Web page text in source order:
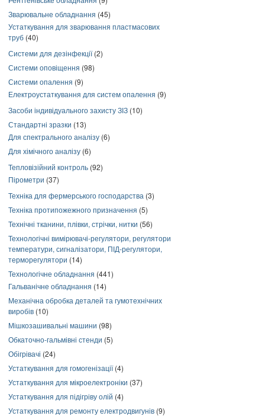
Зварювальне обладнання (45)
Устаткування для зварювання пластмасових
труб (40)
Системи для дезінфекції(2)
Системи оповіщення (98)
Системи опалення (9)
Електроустаткування для систем опалення (9)
Засоби індивідуального захисту ЗІЗ (10)
Стандартні зразки (13)
Для спектрального аналізу (6)
Для хімічного аналізу (6)
Тепловізійний контроль (92)
Пірометри (37)
Техніка для фермерського господарства (3)
Техніка протипожежного призначення (5)
Технічні тканини, плівки, стрічки, нитки (56)
Технологічні вимірювачі-регулятори, регулятори
температури, сигналізатори, ПІД-регулятори,
терморегулятори (14)
Технологічне обладнання (441)
Гальванічне обладнання (14)
Механічна обробка деталей та гумотехнічних
виробів (10)
Мішкозашивальні машини (98)
Обкаточно-гальмівні стенди (5)
Обігрівачі (24)
Устаткування для гомогенізації(4)
Устаткування для мікроелектроніки (37)
Устаткування для підігріву олій (4)
Устаткування для ремонту електродвигунів (9)